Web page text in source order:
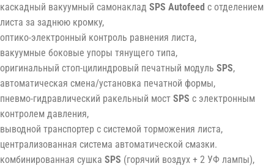
каскадный вакуумный самонаклад SPS Autofeed с отделением
листа за заднюю кромку,
оптико-электронный контроль равнения листа,
вакуумные боковые упоры тянущего типа,
оригинальный стоп-цилиндровый печатный модуль SPS,
автоматическая смена/установка печатной формы,
пневмо-гидравлический ракельный мост SPS c электронным
контролем давления,
выводной транспортер с системой торможения листа,
централизованная система автоматической смазки.
комбинированная сушка SPS (горячий воздух + 2 УФ лампы),